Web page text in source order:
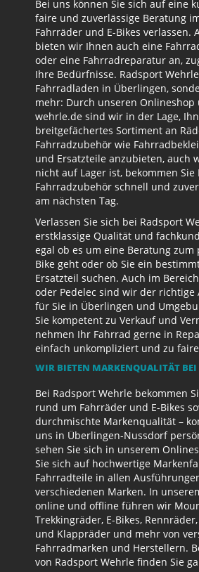
Bei uns können Sie sich auf eine
faire und zuverlässige Beratung
Fahrräder und E-Bikes verlassen.
bieten wir Ihnen auch eine
oder eine Fahrradreparatur an,
Ihre Bedürfnisse. Radsport
Fahrradladen in Überlingen,
mehr: Durch unseren
wehrle.de sind wir in der Lage,
breitgefächertes Sortiment an
Fahrradzubehör wie
und Ersatzteile anzubieten, auch
nicht auf Lager ist, bekommen
Fahrradzubehör schnell und
am nächsten Tag.
Verlassen Sie sich bei Radsport
erstklassige Qualität und
egal ob es um eine Beratung zum
Bike geht oder ob Sie ein
Ersatzteil suchen. Auch im
oder Pedelec sind wir der
für Sie in Überlingen und
Sie kompetent zu Verkauf und
nehmen Ihr Fahrrad gerne in
einfach unkompliziert und zu
WIR BIETEN MARKENQUALITÄT BEI
Bei Radsport Wehrle bekommen
rund um Fahrräder und E-Bikes
durchmischte Markenqualität –
uns in Überlingen-Nussdorf
sehen Sie sich in unserem
Sie sich auf hochwertige
Fahrradteile in allen
verschiedenen Marken. In
online und offline führen wir
Trekkingräder, E-Bikes,
und Klappräder und mehr von
Fahrradmarken und Herstellern.
von Radsport Wehrle finden Sie